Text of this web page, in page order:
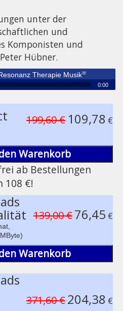
unter der
und
Komponisten und
Hübner.
Therapie Musik®
0:00
199,60 € 109,78 €
Warenkorb
ab Bestellungen
108 €!
139,00 €76,45 €
Warenkorb
371,60 €204,38 €